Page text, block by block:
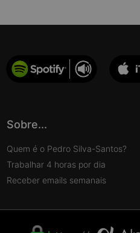
Sobre...
Quem é o Pedro Silva-Santos?
Trabalhar 4 horas por dia
Receber emails semanais